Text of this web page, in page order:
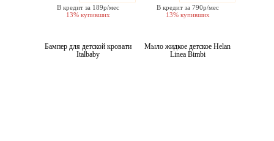
В кредит за 189р/мес
13% купивших
В кредит за 790р/мес
13% купивших
Бампер для детской кровати
Italbaby
Мыло жидкое детское Helan
Linea Bimbi